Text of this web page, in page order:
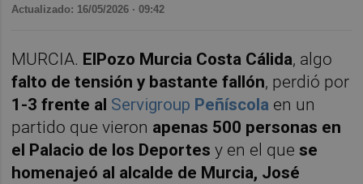
Actualizado: 16/05/2026 · 09:42
MURCIA. ElPozo Murcia Costa Cálida, algo
falto de tensión y bastante fallón, perdió por
1-3 frente al Servigroup Peñíscola en un
partido que vieron apenas 500 personas en
el Palacio de los Deportes y en el quese
homenajeó al alcalde de Murcia, José